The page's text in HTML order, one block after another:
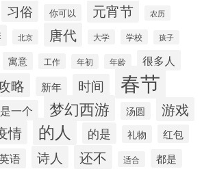
习俗 你可以 元宵节 农历
北京 唐代 大学 学校 孩子
寓意 工作 年初 年龄 很多人
略 新年 时间 春节
是一个 梦幻西游 汤圆 游戏
情 的人 的是 礼物 红包
语 诗人 还不 适合 都是